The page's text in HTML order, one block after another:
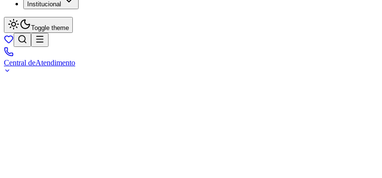
Institucional
Toggle theme
Central deAtendimento